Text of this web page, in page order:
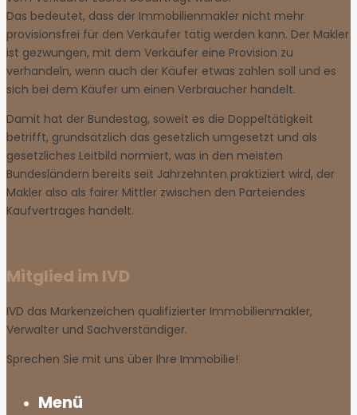
Das bedeutet, dass der Immobilienmakler nicht mehr
provisionsfrei für den Verkäufer tätig werden kann. Der Makler
ist gezwungen, mit dem Verkäufer eine Provision zu
verhandeln, wenn auch der Käufer etwas zahlen soll und es
sich bei dem Käufer um einen Verbraucher handelt.
Damit hat der Bundestag, soweit es die Doppeltätigkeit
betrifft, grundsätzlich das gesetzlich umgesetzt und als
gesetzliches Leitbild normiert, was in den meisten
Bundesländern bereits seit Jahrzehnten praktiziert wird, der
Makler also als fairer Mittler zwischen den Parteiendes
Kaufvertrages handelt.
Mitglied im IVD
IVD das Markenzeichen qualifizierter Immobilienmakler,
Verwalter und Sachverständiger.
Sprechen Sie mit uns über Ihre Immobilie!
Menü